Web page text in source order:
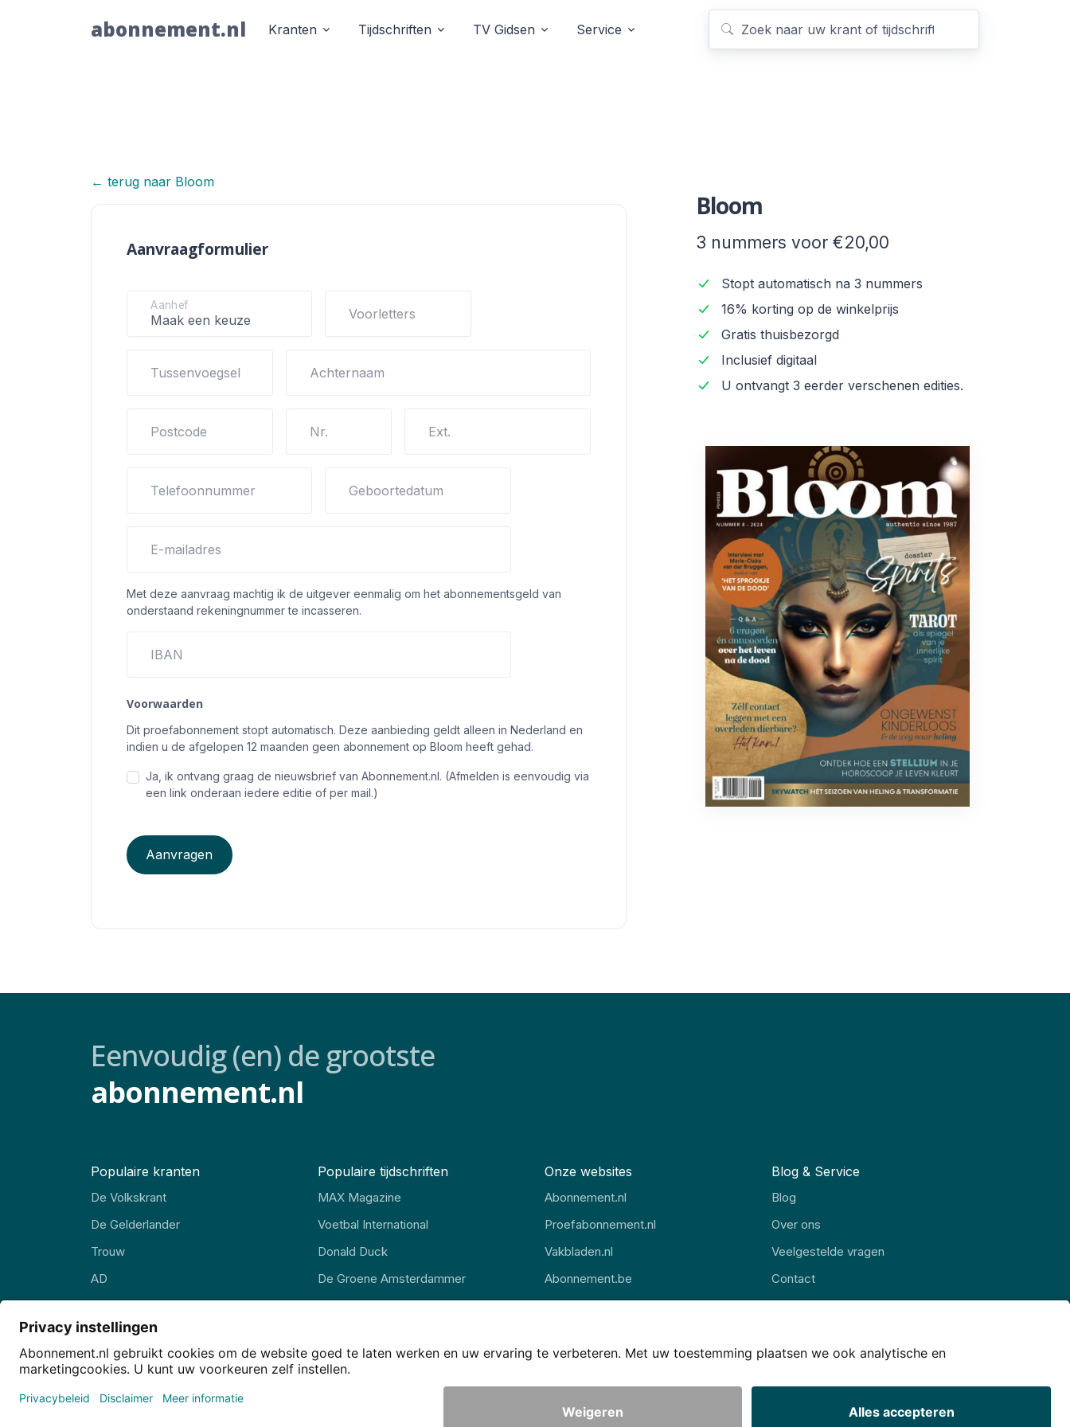
abonnement.nl Kranten Tijdschriften TV Gidsen Service
← terug naar Bloom
Bloom
Aanvraagformulier
Aanhef
Voorletters
Tussenvoegsel Achternaam
Postcode Nr. Ext.
Telefoonnummer Geboortedatum
E-mailadres
Met deze aanvraag machtig ik de uitgever eenmalig om het abonnementsgeld van
onderstaand rekeningnummer te incasseren.
IBAN
Voorwaarden
Dit proefabonnement stopt automatisch. Deze aanbieding geldt alleen in Nederland en
indien u de afgelopen 12 maanden geen abonnement op Bloom heeft gehad.
Ja, ik ontvang graag de nieuwsbrief van Abonnement.nl. (Afmelden is eenvoudig via
een link onderaan iedere editie of per mail.)
Aanvragen
Bloom
3 nummers voor €20,00
Stopt automatisch na 3 nummers
16% korting op de winkelprijs
Gratis thuisbezorgd
Inclusief digitaal
U ontvangt 3 eerder verschenen edities.
Eenvoudig (en) de grootste
abonnement.nl
Populaire kranten
De Volkskrant
De Gelderlander
Trouw
AD
FD
Populaire tijdschriften
MAX Magazine
Voetbal International
Donald Duck
De Groene Amsterdammer
EW Magazine
Onze websites
Abonnement.nl
Proefabonnement.nl
Vakbladen.nl
Abonnement.be
Thuisstudie.nl
Blog & Service
Blog
Over ons
Veelgestelde vragen
Contact
Alle rubrieken
© JJ Internet Projects BV. 2026